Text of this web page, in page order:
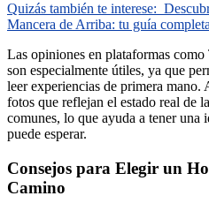
Quizás también te interese:
Mancera de Arriba: tu guía
Las opiniones en plataformas
son especialmente útiles, ya que
leer experiencias de primera mano.
fotos que reflejan el estado real de
comunes, lo que ayuda a tener una
puede esperar.
Consejos para Elegir un
Camino